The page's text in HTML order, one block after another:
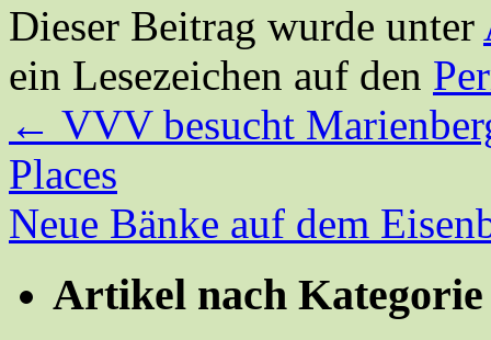
Dieser Beitrag wurde unter
ein Lesezeichen auf den
← VVV besucht
Places
Neue Bänke auf dem
Artikel nach Kategorie